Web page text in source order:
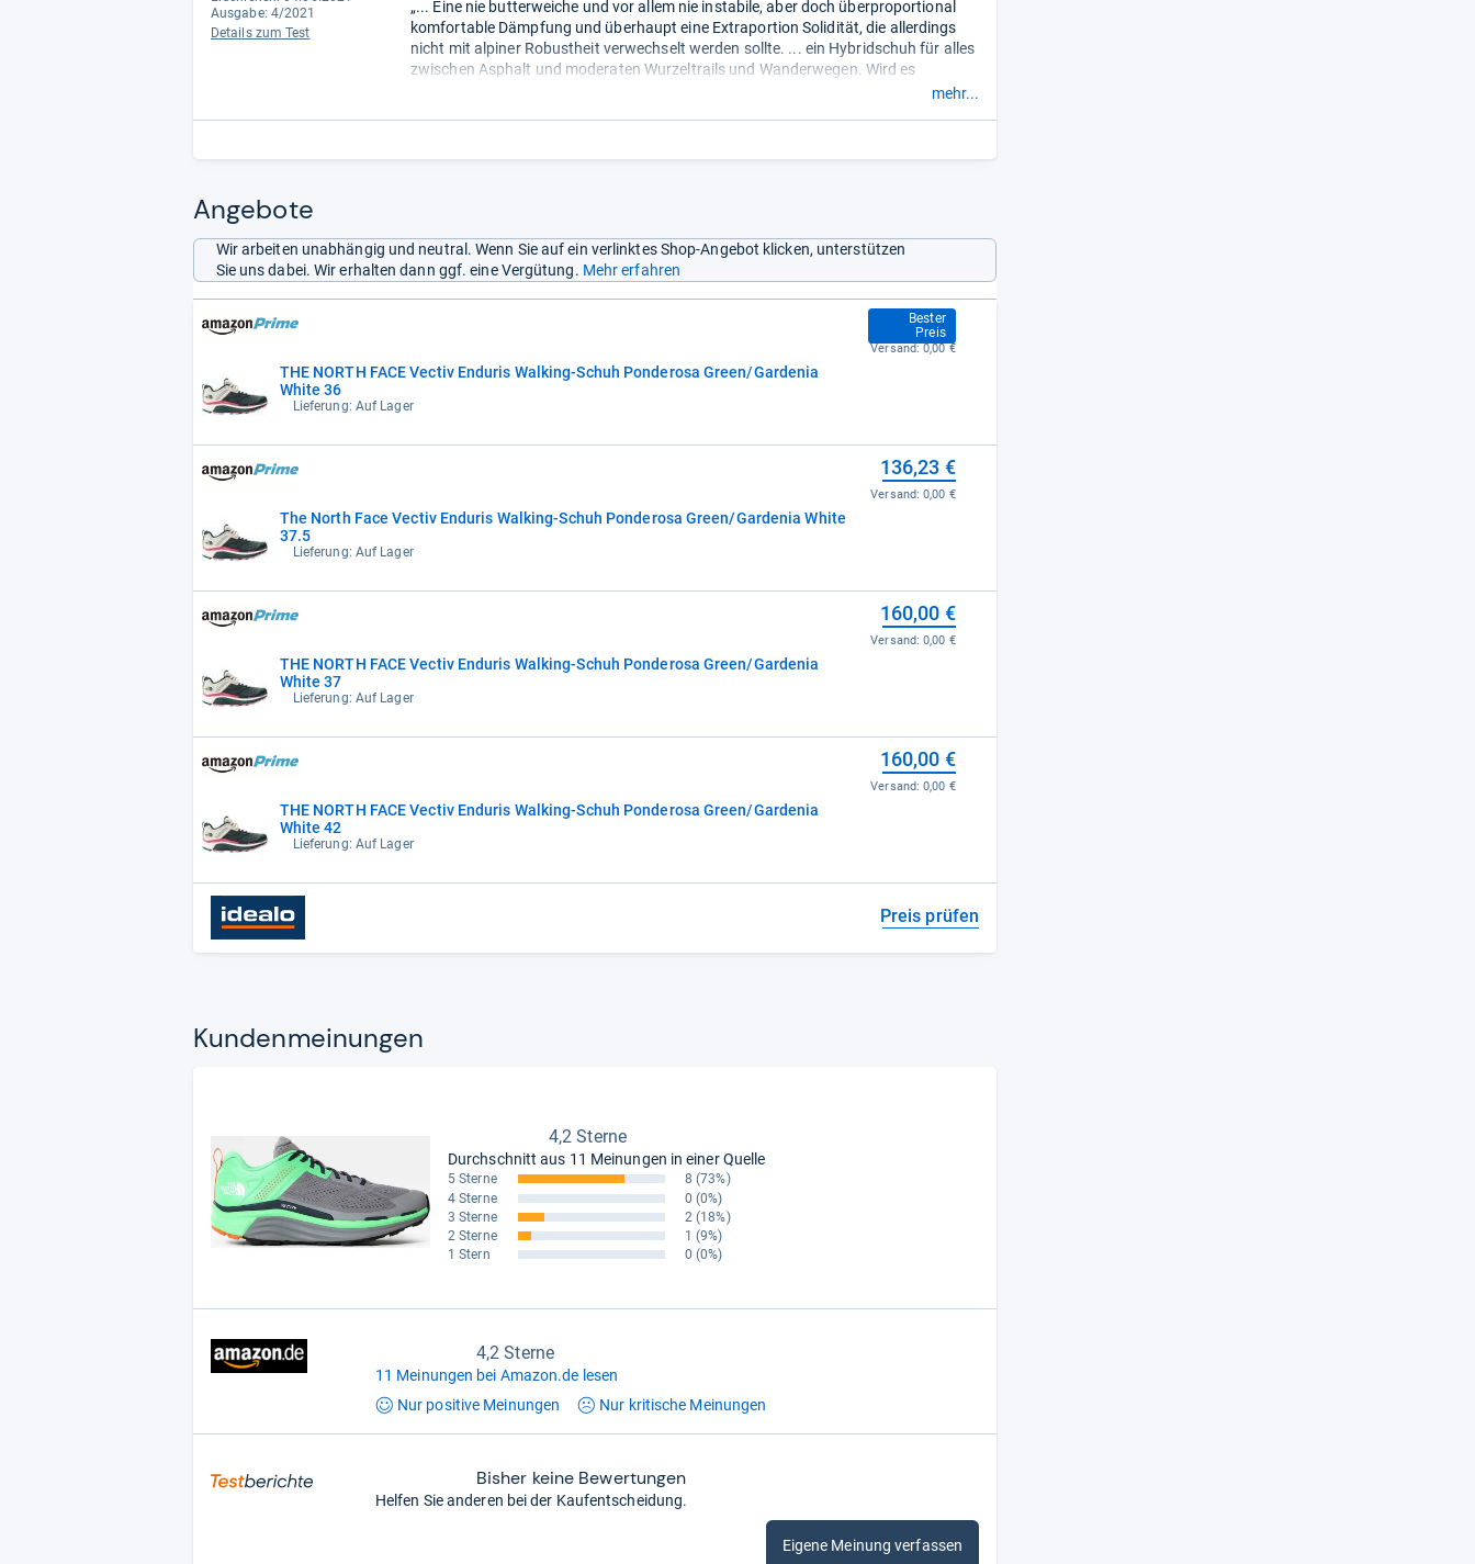
Ausgabe: 4/2021
Details zum Test
„... Eine nie butterweiche und vor allem nie instabile, aber doch überproportional
komfortable Dämpfung und überhaupt eine Extraportion Solidität, die allerdings
nicht mit alpiner Robustheit verwechselt werden sollte. ... ein Hybridschuh für alles
zwischen Asphalt und moderaten Wurzeltrails und Wanderwegen. Wird es
technischer, vermittelt die recht dicke und zudem steif flexende Sohle zu wenigmehr...
Angebote
Wir arbeiten unabhängig und neutral. Wenn Sie auf ein verlinktes Shop-Angebot klicken, unterstützen
Sie uns dabei. Wir erhalten dann ggf. eine Vergütung. Mehr erfahren
THE NORTH FACE Vectiv Enduris Walking-Schuh Ponderosa Green/Gardenia
White 36
Lieferung: Auf Lager
Bester
Preis
64,11 €
Versand:0,00 €
The North Face Vectiv Enduris Walking-Schuh Ponderosa Green/Gardenia White
37.5
Lieferung: Auf Lager
136,23 €
Versand:0,00 €
THE NORTH FACE Vectiv Enduris Walking-Schuh Ponderosa Green/Gardenia
White 37
Lieferung: Auf Lager
160,00 €
Versand:0,00 €
THE NORTH FACE Vectiv Enduris Walking-Schuh Ponderosa Green/Gardenia
White 42
Lieferung: Auf Lager
160,00 €
Versand:0,00 €
Preis prüfen
Kun­den­mei­nun­gen
4,2 Sterne
Durchschnitt aus 11 Meinungen in einer Quelle
5 Sterne 8 (73%)
4 Sterne
0 (0%)
3 Sterne
2 (18%)
2 Sterne
1 (9%)
1 Stern
0 (0%)
4,2 Sterne
11 Meinungen bei Amazon.de lesen
Nur positive Meinungen Nur kritische Meinungen
Bisher keine Bewertungen
Helfen Sie anderen bei der Kaufentscheidung.
Eigene Meinung verfassen